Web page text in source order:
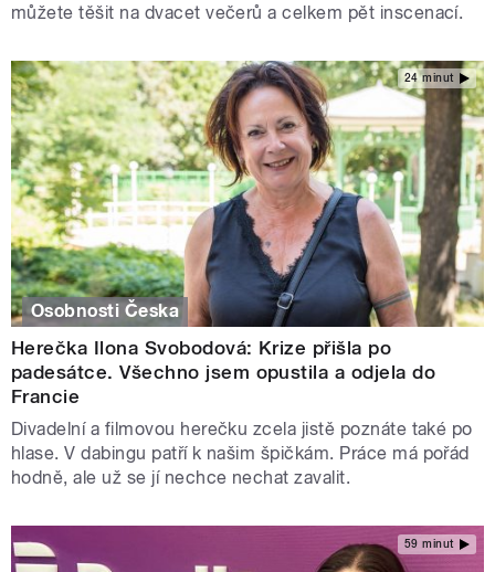
můžete těšit na dvacet večerů a celkem pět inscenací.
24 minut
Osobnosti Česka
Herečka Ilona Svobodová: Krize přišla po
padesátce. Všechno jsem opustila a odjela do
Francie
Divadelní a filmovou herečku zcela jistě poznáte také po
hlase. V dabingu patří k našim špičkám. Práce má pořád
hodně, ale už se jí nechce nechat zavalit.
59 minut